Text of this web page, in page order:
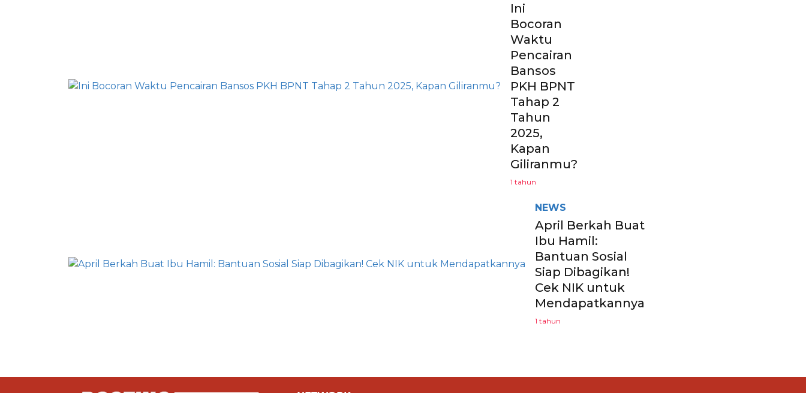
Ini
Bocoran
Waktu
Pencairan
Bansos
PKH BPNT
Tahap 2
Tahun
2025,
Kapan
Giliranmu?
1 tahun
NEWS
April Berkah Buat
Ibu Hamil:
Bantuan Sosial
Siap Dibagikan!
Cek NIK untuk
Mendapatkannya
1 tahun